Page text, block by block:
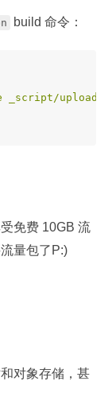
build 命令：
_script/
免费 10GB 流
量包了P:)
对象存储，甚